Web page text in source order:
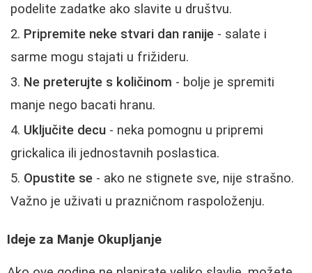
podelite zadatke ako slavite u društvu.
Pripremite neke stvari dan ranije - salate i
sarme mogu stajati u frižideru.
Ne preterujte s količinom - bolje je spremiti
manje nego bacati hranu.
Uključite decu - neka pomognu u pripremi
grickalica ili jednostavnih poslastica.
Opustite se - ako ne stignete sve, nije strašno.
Važno je uživati u prazničnom raspoloženju.
Ideje za Manje Okupljanje